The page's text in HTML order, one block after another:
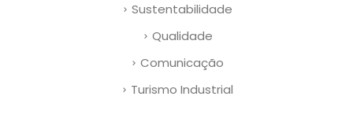
Sustentabilidade
Qualidade
Comunicação
Turismo Industrial